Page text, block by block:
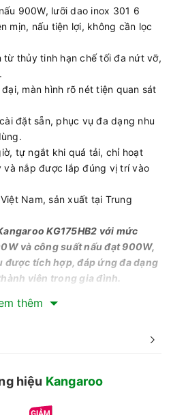
900W, lưỡi dao inox 301 6
mịn, nấu tiện lợi, không cần lọc
từ thủy tinh hạn chế tối đa nứt vỡ,
màn hình rõ nét tiện quan sát
đặt sẵn, phục vụ đa dạng nhu
tự ngắt khi quá tải, chỉ hoạt
và nắp được lắp đúng vị trí vào
Nam, sản xuất tại Trung
KG175HB2 với mức
và công suất nấu đạt 900W,
được tích hợp, đáp ứng đa dạng
viên trong gia đình.
kể.
xoay 360 độ nghiền thực phẩm
thêm
hiệu Kangaroo